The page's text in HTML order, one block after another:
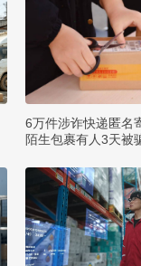
6万件涉诈快递匿名
陌生包裹有人3天被